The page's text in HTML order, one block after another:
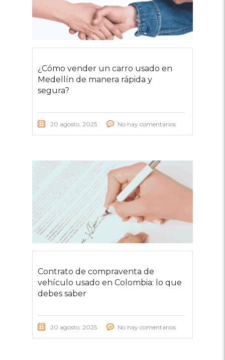
¿Cómo vender un carro usado en
Medellín de manera rápida y
segura?
20 agosto, 2025 No hay comentarios
Contrato de compraventa de
vehículo usado en Colombia: lo que
debes saber
20 agosto, 2025 No hay comentarios